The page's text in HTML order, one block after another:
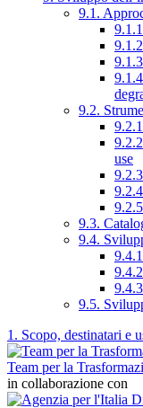
9.1.
9.2.
use
9.3.
9.4.
9.5.
1. Scopo, destinatari e
Team per la
in collaborazione con